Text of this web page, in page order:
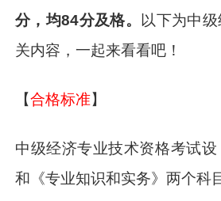
分，均84分及格。 以下为中
关内容，一起来看看吧！
【合格标准】
中级经济专业技术资格考试设
和《专业知识和实务》两个科